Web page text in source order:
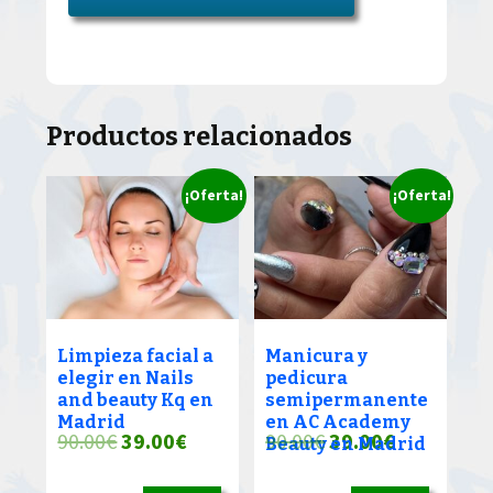
Productos relacionados
¡Oferta!
Limpieza facial a
elegir en Nails
and beauty Kq en
Madrid
90.00€El
39.00€El
¡Oferta!
Manicura y
pedicura
semipermanente
en AC Academy
Beauty en Madrid
90.00€El
39.00€El